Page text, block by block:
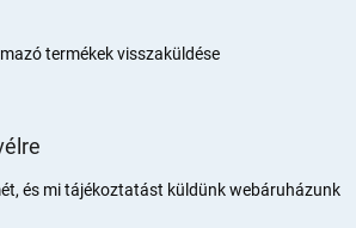
termékek visszaküldése
és mi tájékoztatást küldünk webáruházunk